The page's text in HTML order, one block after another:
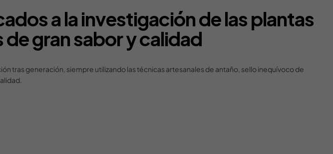
a la investigación de las plantas
gran sabor y calidad
tras generación, siempre utilizando las técnicas artesanales de antaño, sello inequívoco de